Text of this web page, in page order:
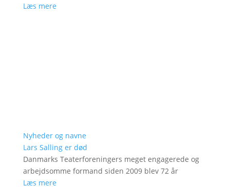
Læs mere
Nyheder og navne
Lars Salling er død
Danmarks Teaterforeningers meget engagerede og
arbejdsomme formand siden 2009 blev 72 år
Læs mere